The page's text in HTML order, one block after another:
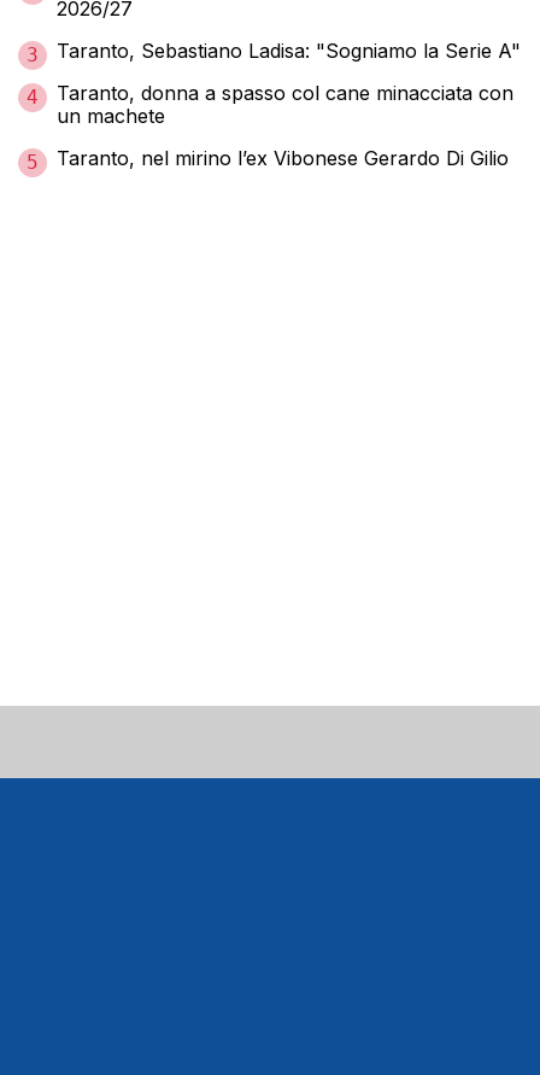
2026/27
3 Taranto, Sebastiano Ladisa: "Sogniamo la Serie A"
4
Taranto, donna a spasso col cane minacciata con
un machete
5 Taranto, nel mirino l’ex Vibonese Gerardo Di Gilio